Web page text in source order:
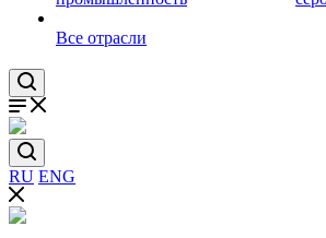
Все отрасли
RU ENG